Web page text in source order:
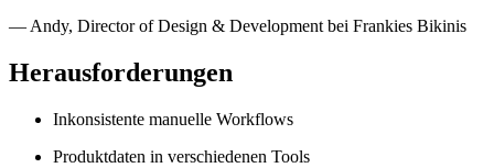
— Andy, Director of Design & Development bei Frankies Bikinis
Herausforderungen
Inkonsistente manuelle Workflows
Produktdaten in verschiedenen Tools